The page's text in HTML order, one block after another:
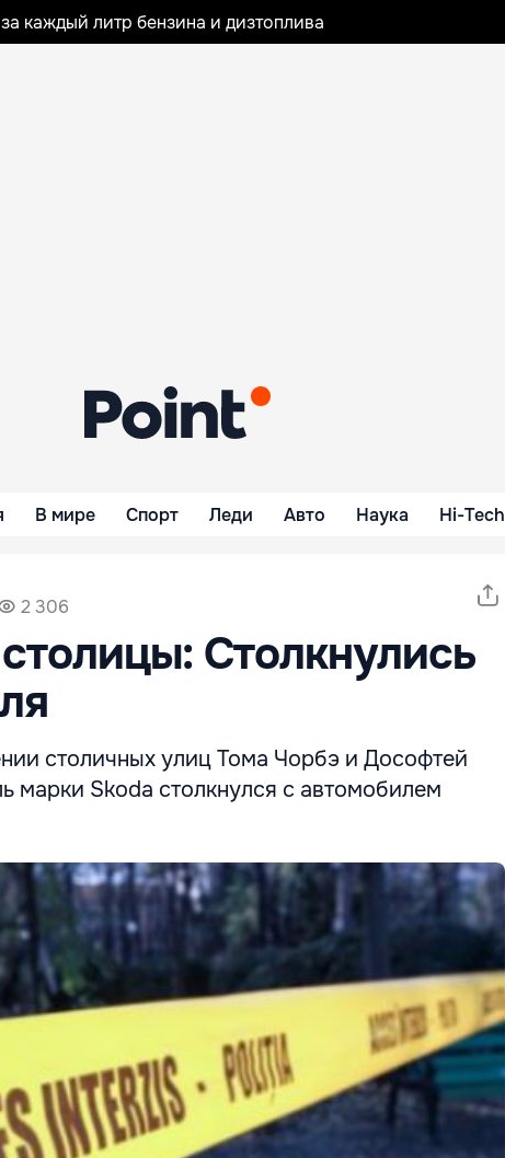
каждый литр бензина и дизтоплива
В мире Спорт Леди Авто Наука Hi-Tech
2 306
Столкнулись
столичных улиц Тома Чорбэ и Дософтей
марки Skoda столкнулся с автомобилем